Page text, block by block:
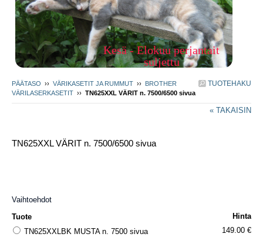
Kesä - Elokuu perjantait
suljettu
TUOTEHAKU
PÄÄTASO ›› VÄRIKASETIT JA RUMMUT ›› BROTHER
VÄRILASERKASETIT ›› TN625XXL VÄRIT n. 7500/6500 sivua
« TAKAISIN
TN625XXL VÄRIT n. 7500/6500 sivua
Vaihtoehdot
Tuote
Hinta
TN625XXLBK MUSTA n. 7500 sivua
149.00 €